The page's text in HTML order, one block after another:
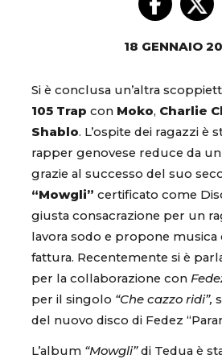
18 GENNAIO
Si è conclusa un’altra
105 Trap con Moko, Charlie
Shablo. L’ospite dei ragazzi è
rapper genovese reduce da
grazie al successo del suo
“Mowgli” certificato come
giusta consacrazione per un
lavora sodo e propone musica
fattura. Recentemente si è
per la collaborazione con
per il singolo “Che cazzo ridi”,
del nuovo disco di Fedez
L’album “Mowgli”di Tedua è